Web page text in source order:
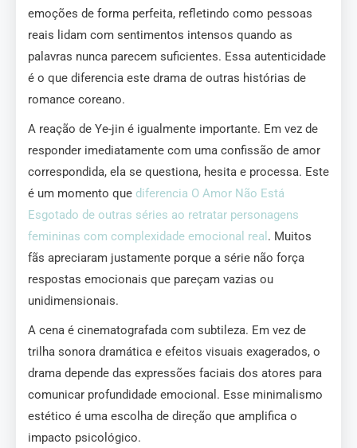
emoções de forma perfeita, refletindo como pessoas
reais lidam com sentimentos intensos quando as
palavras nunca parecem suficientes. Essa autenticidade
é o que diferencia este drama de outras histórias de
romance coreano.
A reação de Ye-jin é igualmente importante. Em vez de
responder imediatamente com uma confissão de amor
correspondida, ela se questiona, hesita e processa. Este
é um momento que diferencia O Amor Não Está
Esgotado de outras séries ao retratar personagens
femininas com complexidade emocional real . Muitos
fãs apreciaram justamente porque a série não força
respostas emocionais que pareçam vazias ou
unidimensionais.
A cena é cinematografada com subtileza. Em vez de
trilha sonora dramática e efeitos visuais exagerados, o
drama depende das expressões faciais dos atores para
comunicar profundidade emocional. Esse minimalismo
estético é uma escolha de direção que amplifica o
impacto psicológico.